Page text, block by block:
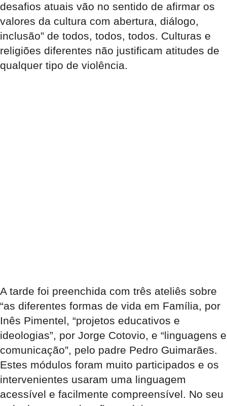
desafios atuais vão no sentido de afirmar os
valores da cultura com abertura, diálogo,
inclusão” de todos, todos, todos. Culturas e
religiões diferentes não justificam atitudes de
qualquer tipo de violência.
A tarde foi preenchida com três ateliês sobre
“as diferentes formas de vida em Família, por
Inês Pimentel, “projetos educativos e
ideologias”, por Jorge Cotovio, e “linguagens e
comunicação”, pelo padre Pedro Guimarães.
Estes módulos foram muito participados e os
intervenientes usaram uma linguagem
acessível e facilmente compreensível. No seu